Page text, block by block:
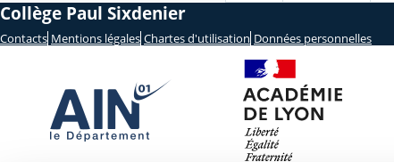
Collège Paul Sixdenier
Contacts Mentions légales Chartes d'utilisation Données personnelles